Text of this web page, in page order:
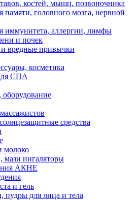
костей, мышц, позвоночника
памяти, головного мозга, нервной
иммунитета, аллергии, лимфы
и почек
вредные привычки
косметика
СПА
оборудование
средства
молоко
мази ингаляторы
АКНЕ
и гель
пудры для лица и тела